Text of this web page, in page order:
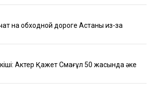
на обходной дороге Астаны из-за
кіші: Актер Қажет Смағұл 50 жасында әке